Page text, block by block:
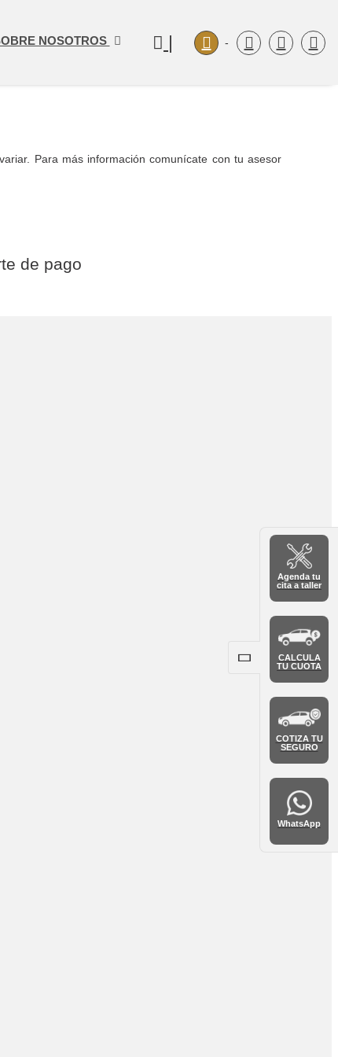
NOSOTROS | -
Agenda tu
cita a taller
CALCULA
TU CUOTA
COTIZA TU
SEGURO
WhatsApp
Para más información comunícate con tu asesor
de pago